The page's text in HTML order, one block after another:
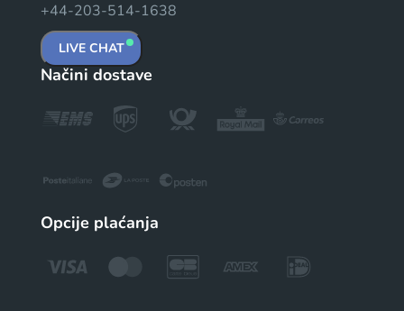
+44-203-514-1638
LIVE CHAT
Načini dostave
Opcije plaćanja